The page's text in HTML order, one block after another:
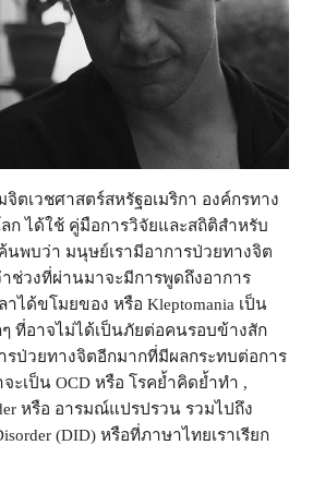
ตเวชศาสตร์สหรัฐอเมริกา องค์กรทาง
ก ได้ใช้ คู่มือการวิจัยและสถิติสำหรับ
พบว่า มนุษย์เรามีอาการป่วยทางจิต
ช่วงที่ผ่านมาจะมีการพูดถึงอาการ
ได้ขโมยของ หรือ Kleptomania เป็น
ๆ ที่อาจไม่ได้เป็นภัยต่อคนรอบข้างสัก
รป่วยทางจิตอีกมากที่มีผลกระทบต่อการ
ะเป็น OCD หรือ โรคย้ำคิดย้ำทำ ,
หรือ อารมณ์แปรปรวน รวมไปถึง
(DID) หรือที่ภาษาไทยเราเรียก